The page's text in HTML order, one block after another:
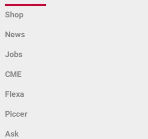
Shop
News
Jobs
CME
Flexa
Piccer
Ask